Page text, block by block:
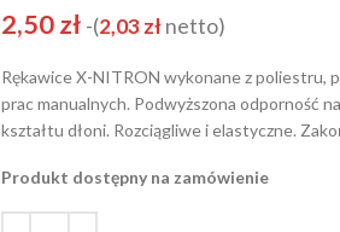
2,50zł -(2,03złnetto)
Rękawice X-NITRON wykonane z poliestru,
prac manualnych. Podwyższona odporność
kształtu dłoni. Rozciągliwe i elastyczne.
Produkt dostępny na zamówienie